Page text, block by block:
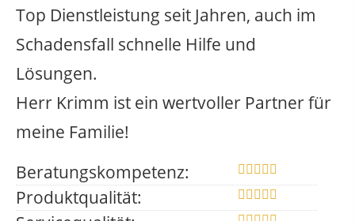
Top Dienstleistung seit Jahren, auch im
Schadensfall schnelle Hilfe und
Lösungen.
Herr Krimm ist ein wertvoller Partner für
meine Familie!
Beratungskompetenz:
Produktqualität: